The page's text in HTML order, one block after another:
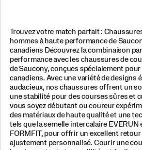
Trouvez votre match parfait :
hommes à haute performance de
canadiens Découvrez la combinaison
performance avec les chaussures de
de Saucony, conçues spécialement
canadiens. Avec une variété de designs
audacieux, nos chaussures offrent un
une stabilité pour des courses sûres et
vous soyez débutant ou coureur
des matériaux de haute qualité et une
tels que la semelle intercalaire EVERUN
FORMFIT, pour offrir un excellent retour
ajustement personnalisé. Courir une